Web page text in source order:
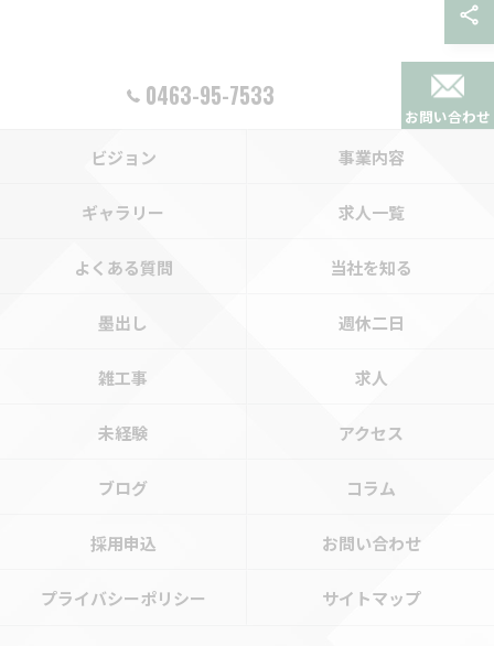
0463-95-7533
お問い合わせ
ビジョン 事業内容
ギャラリー 求人一覧
よくある質問 当社を知る
墨出し 週休二日
雑工事 求人
未経験 アクセス
ブログ コラム
採用申込 お問い合わせ
プライバシーポリシー サイトマップ